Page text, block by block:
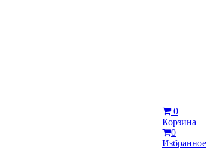
0
Корзина
0
Избранное